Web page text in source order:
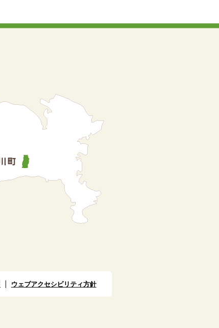
ウェブアクセシビリティ方針